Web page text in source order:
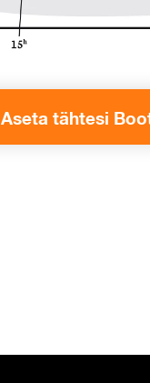
Aseta tähtesi